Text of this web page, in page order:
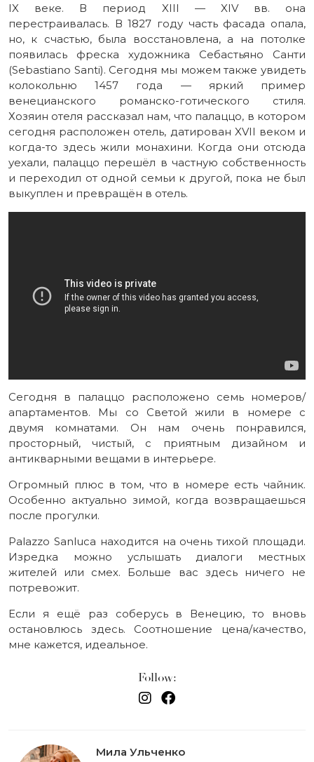
IX веке. В период XIII — XIV вв. она
перестраивалась. В 1827 году часть фасада опала,
но, к счастью, была восстановлена, а на потолке
появилась фреска художника Себастьяно Санти
(Sebastiano Santi). Сегодня мы можем также увидеть
колокольню 1457 года — яркий пример
венецианского романско-готического стиля.
Хозяин отеля рассказал нам, что палаццо, в котором
сегодня расположен отель, датирован XVII веком и
когда-то здесь жили монахини. Когда они отсюда
уехали, палаццо перешёл в частную собственность
и переходил от одной семьи к другой, пока не был
выкуплен и превращён в отель.
Сегодня в палаццо расположено семь номеров/
апартаментов. Мы со Светой жили в номере с
двумя комнатами. Он нам очень понравился,
просторный, чистый, с приятным дизайном и
антикварными вещами в интерьере.
Огромный плюс в том, что в номере есть чайник.
Особенно актуально зимой, когда возвращаешься
после прогулки.
Palazzo Sanluca находится на очень тихой площади.
Изредка можно услышать диалоги местных
жителей или смех. Больше вас здесь ничего не
потревожит.
Если я ещё раз соберусь в Венецию, то вновь
остановлюсь здесь. Соотношение цена/качество,
мне кажется, идеальное.
Follow:
Мила Ульченко